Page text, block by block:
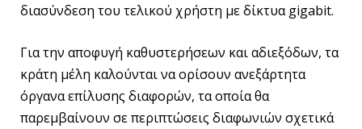
διασύνδεση του τελικού χρήστη με δίκτυα gigabit.
Για την αποφυγή καθυστερήσεων και αδιεξόδων, τα
κράτη μέλη καλούνται να ορίσουν ανεξάρτητα
όργανα επίλυσης διαφορών, τα οποία θα
παρεμβαίνουν σε περιπτώσεις διαφωνιών σχετικά